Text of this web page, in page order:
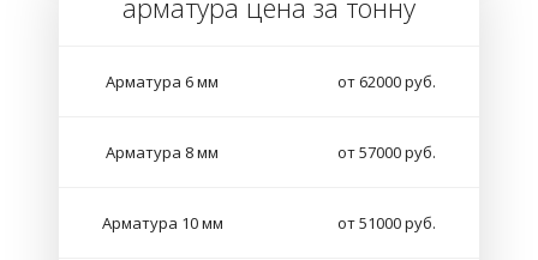
арматура цена за тонну
Арматура 6 мм от 62000 руб.
Арматура 8 мм от 57000 руб.
Арматура 10 мм от 51000 руб.